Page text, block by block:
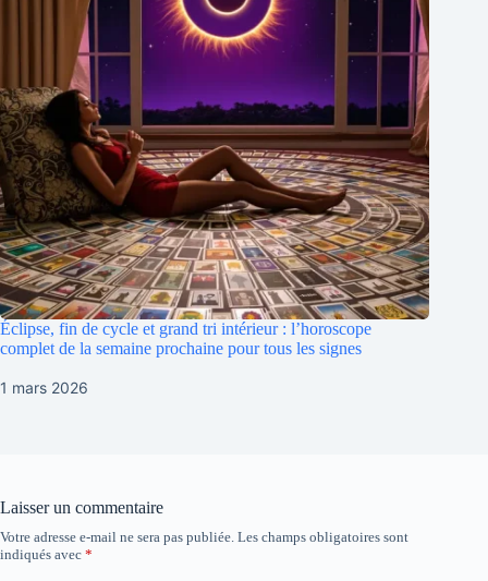
Éclipse, fin de cycle et grand tri intérieur : l’horoscope
complet de la semaine prochaine pour tous les signes
1 mars 2026
Laisser un commentaire
Votre adresse e-mail ne sera pas publiée. Les champs obligatoires sont
indiqués avec *